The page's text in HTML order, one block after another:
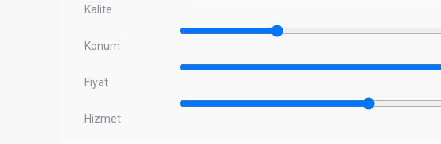
Kalite
Konum
Fiyat
Hizmet